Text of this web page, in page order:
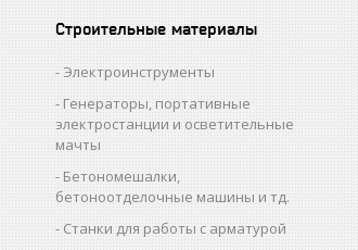
Строительные материалы
Электроинструменты
Генераторы, портативные
электростанции и осветительные
мачты
Бетономешалки,
бетоноотделочные машины и тд.
Станки для работы с арматурой